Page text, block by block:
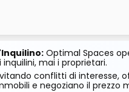
Optimal Spaces
mai i proprietari.
conflitti di interesse,
e negoziano il prezzo